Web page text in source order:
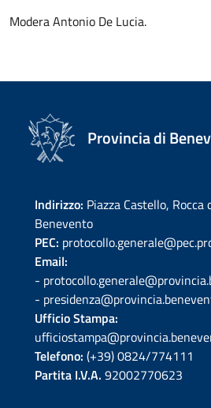
Modera Antonio De Lucia.
Provincia di
Indirizzo: Piazza Castello,
Benevento
PEC:
Email:
-
-
Ufficio Stampa:
Telefono: (+39) 0824/774111
Partita I.V.A. 92002770623